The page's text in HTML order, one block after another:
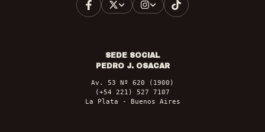
SEDE SOCIAL
PEDRO J. OSACAR
Av. 53 Nº 620 (1900)
(+54 221) 527 7107
La Plata - Buenos Aires